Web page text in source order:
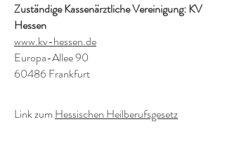
Zuständige Kassenärztliche Vereinigung: KV
Hessen
www.kv-hessen.de
Europa-Allee 90
60486 Frankfurt
Link zum Hessischen Heilberufsgesetz